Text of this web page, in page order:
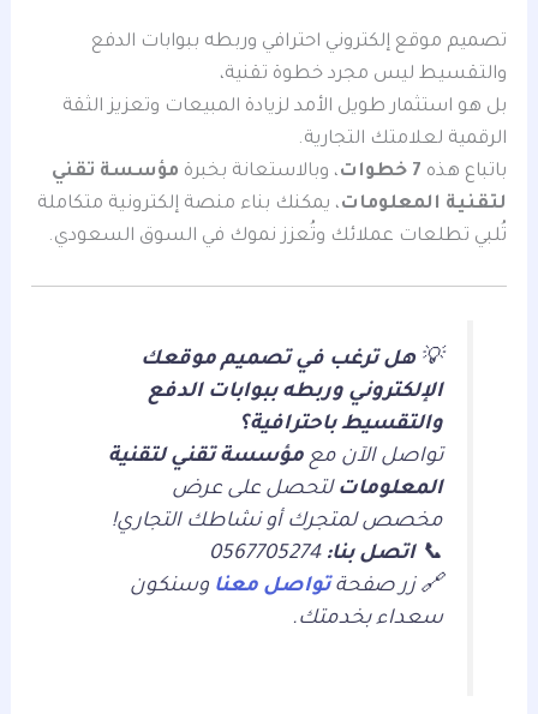
تصميم موقع إلكتروني احترافي وربطه ببوابات الدفع
والتقسيط ليس مجرد خطوة تقنية،
بل هو استثمار طويل الأمد لزيادة المبيعات وتعزيز الثقة
الرقمية لعلامتك التجارية.
باتباع هذه 7 خطوات ، وبالاستعانة بخبرة مؤسسة تقني
لتقنية المعلومات، يمكنك بناء منصة إلكترونية متكاملة
تُلبي تطلعات عملائك وتُعزز نموك في السوق السعودي.
💡هل ترغب في تصميم موقعك
الإلكتروني وربطه ببوابات الدفع
والتقسيط باحترافية؟
تواصل الآن معمؤسسة تقني لتقنية
المعلومات لتحصل على عرض
مخصص لمتجرك أو نشاطك التجاري!
📞اتصل بنا: 0567705274
🔗 زر صفحةتواصل معنا وسنكون
سعداء بخدمتك.